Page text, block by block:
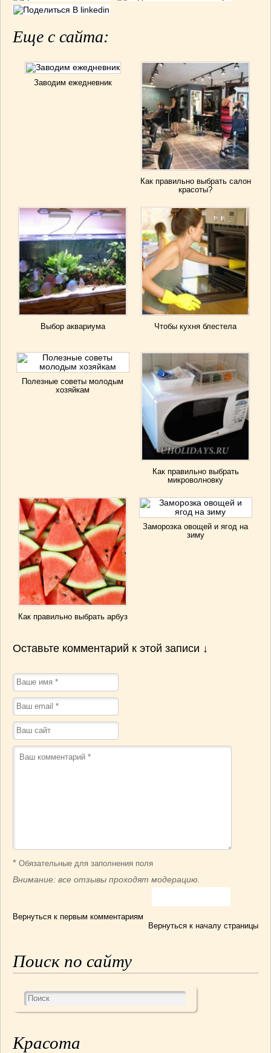
Еще с сайта:
Заводим ежедневник
Как правильно выбрать салон
красоты?
Выбор аквариума Чтобы кухня блестела
Полезные советы молодым
хозяйкам
Как правильно выбрать
микроволновку
Как правильно выбрать арбуз
Заморозка овощей и ягод на
зиму
Оставьте комментарий к этой записи ↓
* Обязательные для заполнения поля
Внимание: все отзывы проходят модерацию.
Вернуться к первым комментариям
Вернуться к началу страницы
Поиск по сайту
Красота